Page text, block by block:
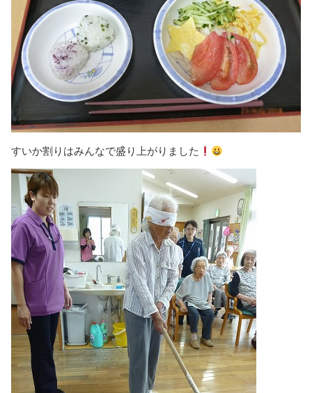
すいか割りはみんなで盛り上がりました